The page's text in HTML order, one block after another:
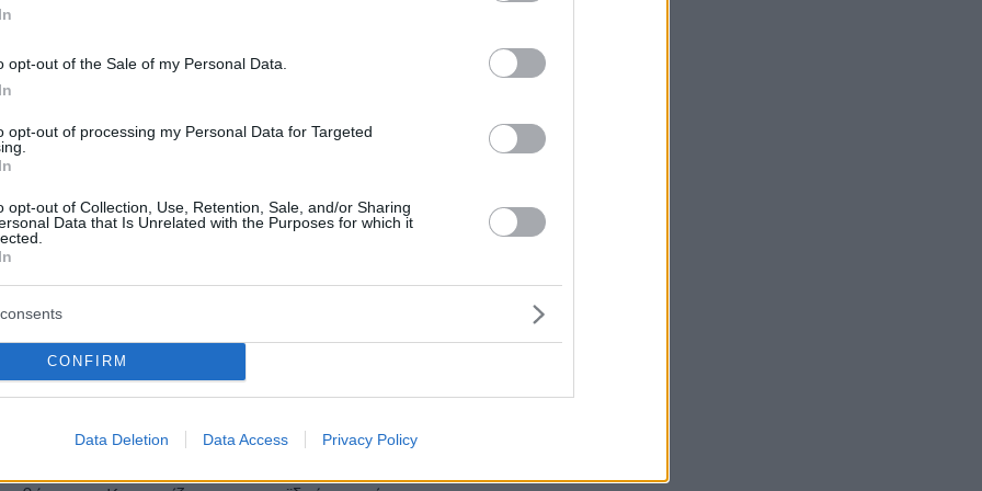
opt-out of the Sale of my Personal Data.
opt-out of processing my Personal Data for Targeted
opt-out of Collection, Use, Retention, Sale, and/or Sharing
Data that Is Unrelated with the Purposes for which it
CONFIRM
Data Deletion Data Access Privacy Policy
protothema.gr στο Google News
και μάθετε πρώτοι
Ειδήσειςαπό την Ελλάδα και τον Κόσμο, τη
στο
(362)
19:14